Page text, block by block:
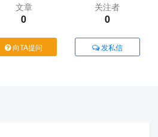
文章
0
关注者
0
向TA提问 发私信